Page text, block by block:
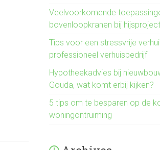
Veelvoorkomende
bovenloopkranen bij
Tips voor een stressvrije
professioneel verhuisbedrijf
Hypotheekadvies bij
Gouda, wat komt erbij kijken?
5 tips om te besparen op de
woningontruiming